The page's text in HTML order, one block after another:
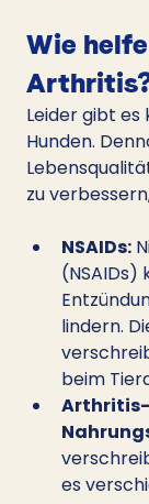
Wie
Leider gibt es
Hunden.
zu
NSAIDs:
(NSAIDs)
lindern.
beim
Arthritis-
es